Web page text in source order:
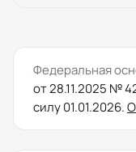
Федеральная
от 28.11.2025 №
силу01.01.2026.